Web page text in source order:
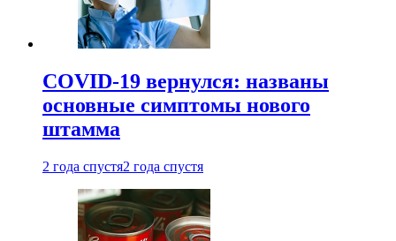
COVID-19 вернулся: названы
основные симптомы нового
штамма
2 года спустя2 года спустя